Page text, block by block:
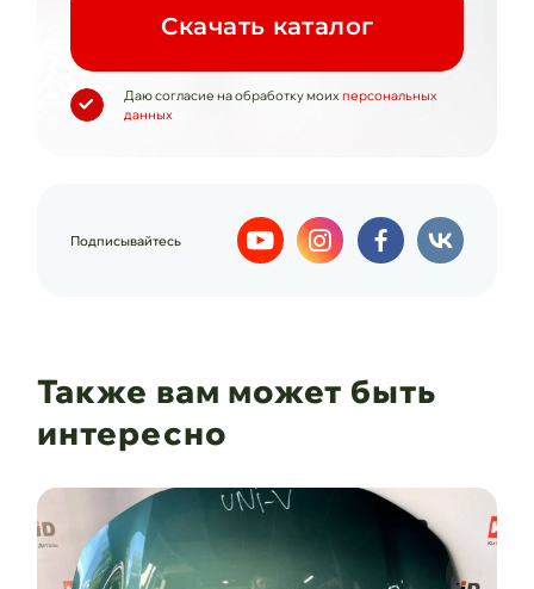
Cкачать каталог
Даю согласие на обработку моих персональных
данных
Подписывайтесь
Также вам может быть
интересно